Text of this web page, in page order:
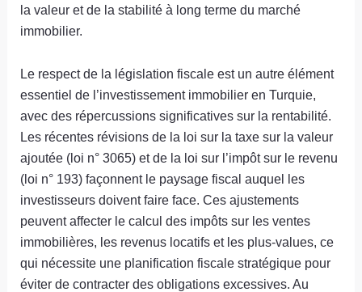
la valeur et de la stabilité à long terme du marché
immobilier.
Le respect de la législation fiscale est un autre élément
essentiel de l’investissement immobilier en Turquie,
avec des répercussions significatives sur la rentabilité.
Les récentes révisions de la loi sur la taxe sur la valeur
ajoutée (loi n° 3065) et de la loi sur l’impôt sur le revenu
(loi n° 193) façonnent le paysage fiscal auquel les
investisseurs doivent faire face. Ces ajustements
peuvent affecter le calcul des impôts sur les ventes
immobilières, les revenus locatifs et les plus-values, ce
qui nécessite une planification fiscale stratégique pour
éviter de contracter des obligations excessives. Au